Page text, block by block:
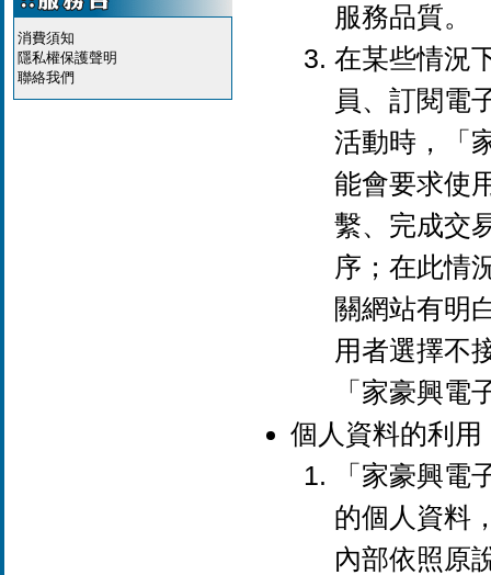
消費須知
隱私權保護聲明
聯絡我們
服務品質。
在某些情況
員、訂閱電
活動時，「
能會要求使
繫、完成交
序；在此情
關網站有明
用者選擇不
「家豪興電
個人資料的利用
「家豪興電
的個人資料
內部依照原